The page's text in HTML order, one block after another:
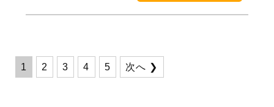
1 2 3 4 5 次へ ❯